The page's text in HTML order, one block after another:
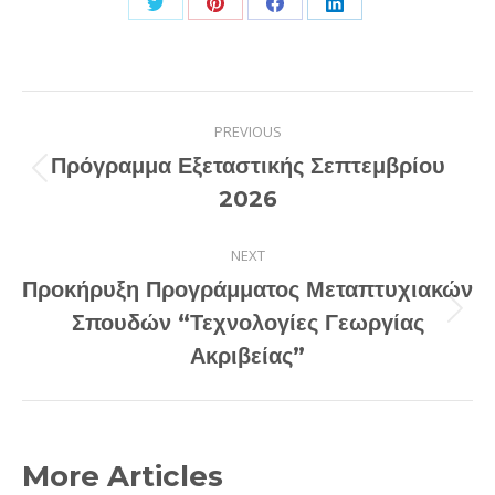
Share
Twitter
Share
Pinterest
Share
Facebook
Share
LinkedIn
navigation
PREVIOUS
Previous
post:
Πρόγραμμα Εξεταστικής Σεπτεμβρίου
2026
NEXT
Next
post:
Προκήρυξη Προγράμματος Μεταπτυχιακών
Σπουδών “Τεχνολογίες Γεωργίας
Ακριβείας”
More Articles